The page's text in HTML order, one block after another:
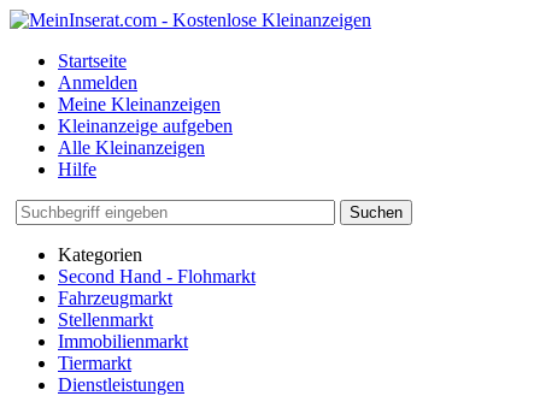
Startseite
Anmelden
Meine Kleinanzeigen
Kleinanzeige aufgeben
Alle Kleinanzeigen
Hilfe
Suchen
Kategorien
Second Hand - Flohmarkt
Fahrzeugmarkt
Stellenmarkt
Immobilienmarkt
Tiermarkt
Dienstleistungen